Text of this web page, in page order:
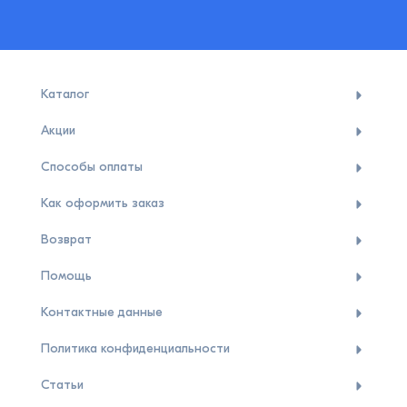
Каталог
Акции
Способы оплаты
Как оформить заказ
Возврат
Помощь
Контактные данные
Политика конфиденциальности
Статьи